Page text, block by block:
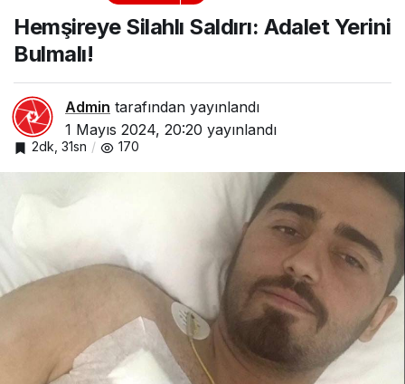
Hemşireye Silahlı Saldırı: Adalet Yerini
Bulmalı!
Admin tarafından yayınlandı
1 Mayıs 2024, 20:20 yayınlandı
2dk, 31sn 170